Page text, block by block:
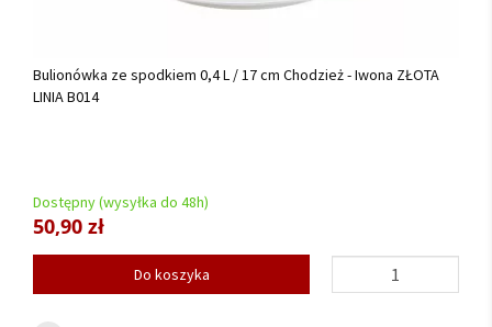
Bulionówka ze spodkiem 0,4 L / 17 cm Chodzież - Iwona ZŁOTA
LINIA B014
Dostępny (wysyłka do 48h)
50,90 zł
Do koszyka